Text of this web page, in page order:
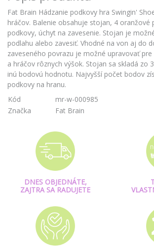
Fat Brain Hádzanie podkovy hra Swingin'
hráčov. Balenie obsahuje stojan, 4 oranžové
podkovy, úchyt na zavesenie. Stojan je
podlahu alebo zavesiť. Vhodné na von aj do
zaveseného povrazu je možné upravovať
a hráčov rôznych výšok. Stojan sa skladá zo
inú bodovú hodnotu. Najvyšší počet bodov
podkovy na hranu.
Kód
mr-w-000985
Značka
Fat Brain
DNES OBJEDNÁTE,
ZAJTRA SA RADUJETE